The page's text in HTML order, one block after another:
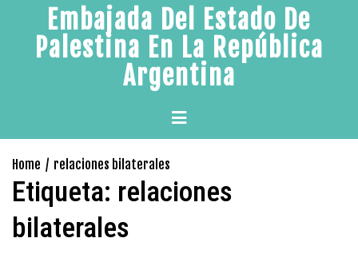
content
Embajada Del Estado De
Palestina En La República
Argentina
Primary
Menu
Home relaciones bilaterales
Etiqueta: relaciones
bilaterales